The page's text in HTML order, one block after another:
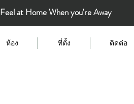
Feel at Home When you're Away
ห้อง ที่ตั้ง ติดต่อ